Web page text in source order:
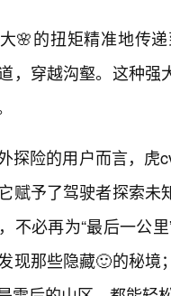
🌸的扭矩精准地传
，穿越沟壑。这种
探险的用户而言，虎
赋予了驾驶者探索
不必再为“最后一公
现那些隐藏🙂的秘